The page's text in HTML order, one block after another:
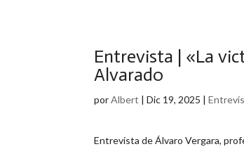
Entrevista | «La
Alvarado
porAlbert |Dic 19, 2025 |
Entrevista de Álvaro Vergara,